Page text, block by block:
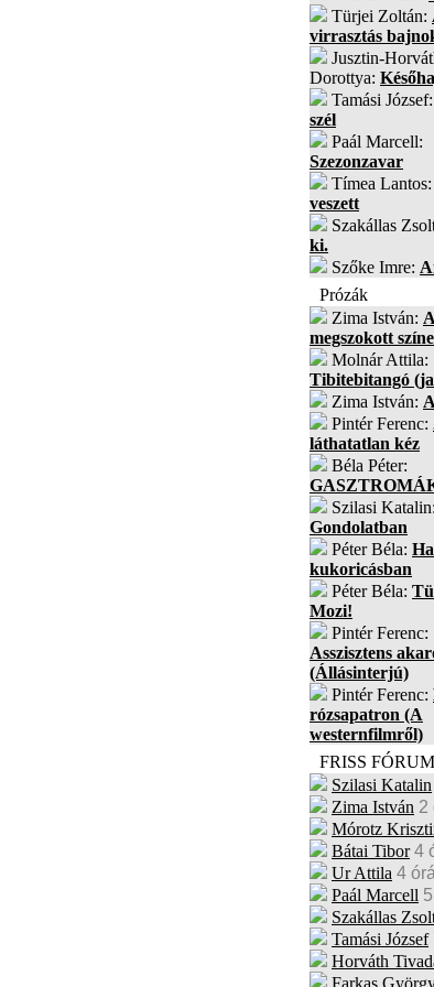
Türjei Zoltán:
virrasztás
Jusztin-
Dorottya:
Tamási József:
szél
Paál Marcell:
Szezonzavar
Tímea Lantos:
veszett
Szakállas
ki.
Szőke Imre:
Prózák
Zima István: A
megszokott
Molnár Attila:
Tibitebitangó
Zima István:
Pintér Ferenc:
láthatatlan kéz
Béla Péter:
Szilasi Katalin:
Gondolatban
Péter Béla:
kukoricásban
Péter Béla:
Mozi!
Pintér Ferenc:
Asszisztens
(Állásinterjú)
Pintér Ferenc:
rózsapatron (A
westernfilmről)
FRISS
Szilasi Katalin
Zima István 2
Mórotz
Bátai Tibor 4
Ur Attila 4
Paál Marcell
Szakállas
Tamási József
Horváth
Farkas